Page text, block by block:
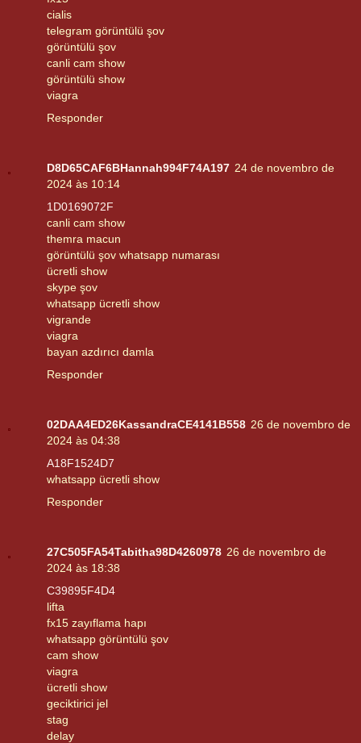
cialis
telegram görüntülü şov
görüntülü şov
canli cam show
görüntülü show
viagra
Responder
D8D65CAF6BHannah994F74A197 24 de novembro de
2024 às 10:14
1D0169072F
canli cam show
themra macun
görüntülü şov whatsapp numarası
ücretli show
skype şov
whatsapp ücretli show
vigrande
viagra
bayan azdırıcı damla
Responder
02DAA4ED26KassandraCE4141B558 26 de novembro de
2024 às 04:38
A18F1524D7
whatsapp ücretli show
Responder
27C505FA54Tabitha98D4260978 26 de novembro de
2024 às 18:38
C39895F4D4
lifta
fx15 zayıflama hapı
whatsapp görüntülü şov
cam show
viagra
ücretli show
geciktirici jel
stag
delay